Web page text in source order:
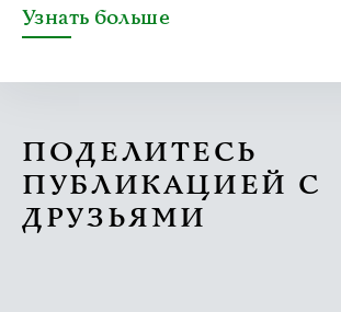
Узнать больше
ПОДЕЛИТЕСЬ
ПУБЛИКАЦИЕЙ С
ДРУЗЬЯМИ